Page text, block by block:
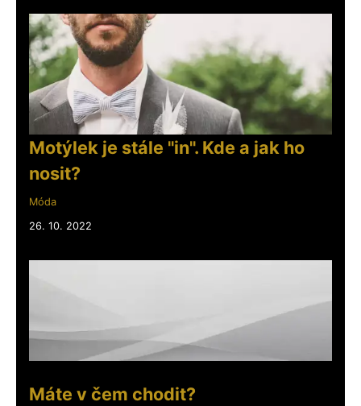
Motýlek je stále "in". Kde a jak ho
nosit?
Móda
26. 10. 2022
Máte v čem chodit?